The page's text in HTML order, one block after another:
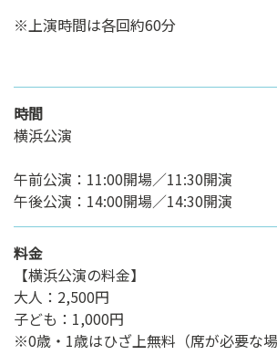
※上演時間は各回約60分
時間
横浜公演
午前公演：11:00開場／11:30開演
午後公演：14:00開場／14:30開演
料金
【横浜公演の料金】
大人：2,500円
子ども：1,000円
※0歳・1歳はひざ上無料（席が必要な場